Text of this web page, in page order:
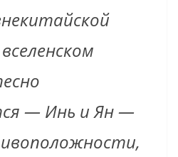
— Инь и Ян —